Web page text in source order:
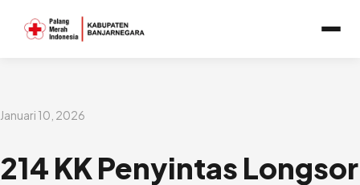
Januari 10, 2026
214 KK Penyintas Longsor